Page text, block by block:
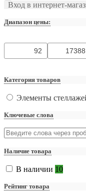
Вход в интернет-
Диапазон цены:
Категория товаров
Элементы
Ключевые слова
Наличие товара
В наличии 10
Рейтинг товара